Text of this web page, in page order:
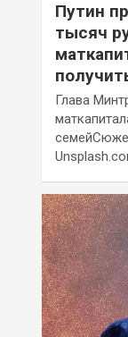
Путин
тысяч
Глава